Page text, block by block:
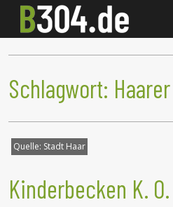
Schlagwort:
Quelle: Stadt Haar
Kinderbecken K. O.